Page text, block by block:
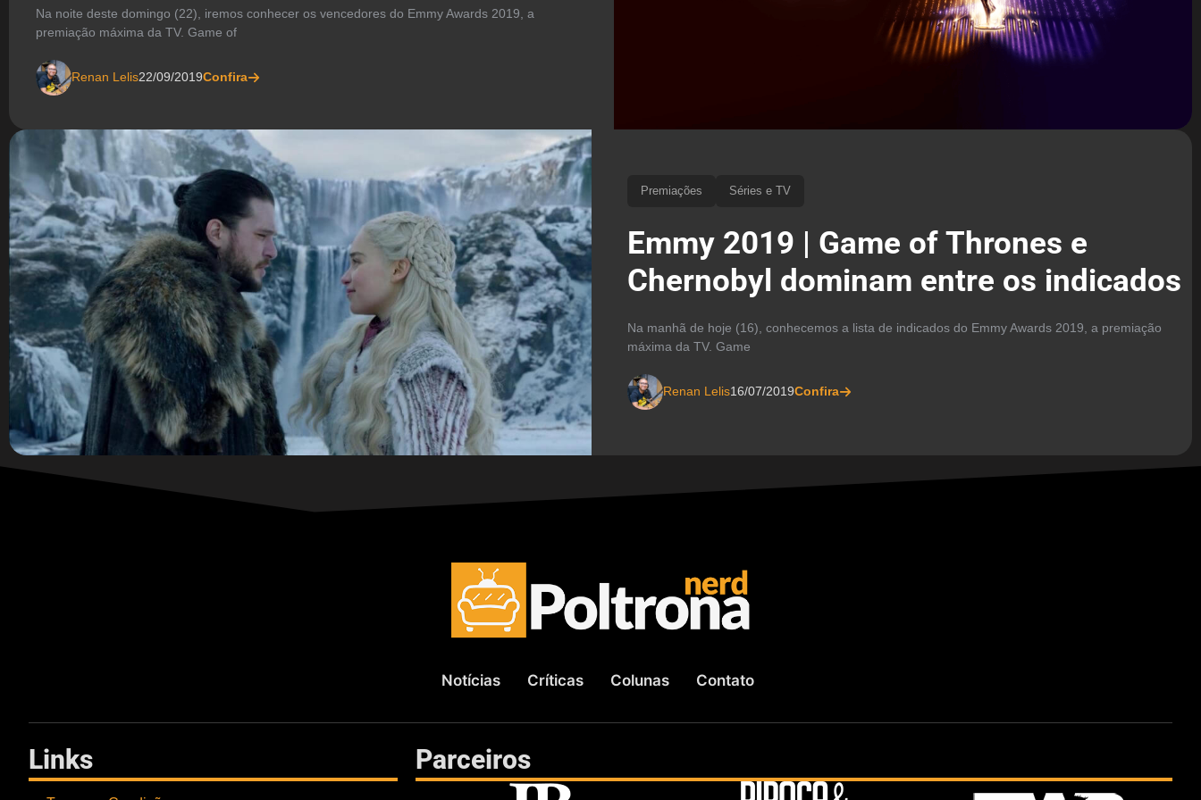
Na noite deste domingo (22), iremos conhecer os vencedores do Emmy Awards 2019, a
premiação máxima da TV. Game of
Renan Lelis22/09/2019Confira
Premiações Séries e TV
Emmy 2019 | Game of Thrones e
Chernobyl dominam entre os indicados
Na manhã de hoje (16), conhecemos a lista de indicados do Emmy Awards 2019, a premiação
máxima da TV. Game
Renan Lelis16/07/2019Confira
Notícias Críticas Colunas Contato
Links Parceiros